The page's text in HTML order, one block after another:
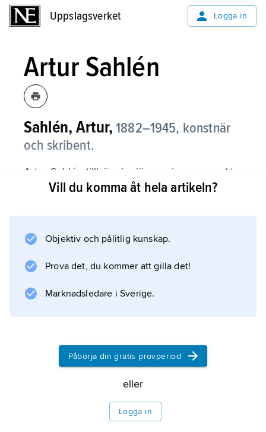
Uppslagsverket Logga in
Artur Sahlén
Sahlén, Artur, 1882–1945, konstnär
och skribent.
Artur Sahlén tillhör pionjärerna inom svenskt
träsnitt och var en av initiativtagarna till
där motiven ofta var stadsbilder och porträtt.
boken
(1914).
Information om artikeln
Vill du komma åt hela artikeln?
Objektiv och pålitlig kunskap.
Prova det, du kommer att gilla det!
Marknadsledare i Sverige.
Påbörja din gratis provperiod
eller
Logga in